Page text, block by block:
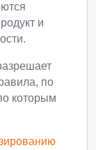
и
по
которым